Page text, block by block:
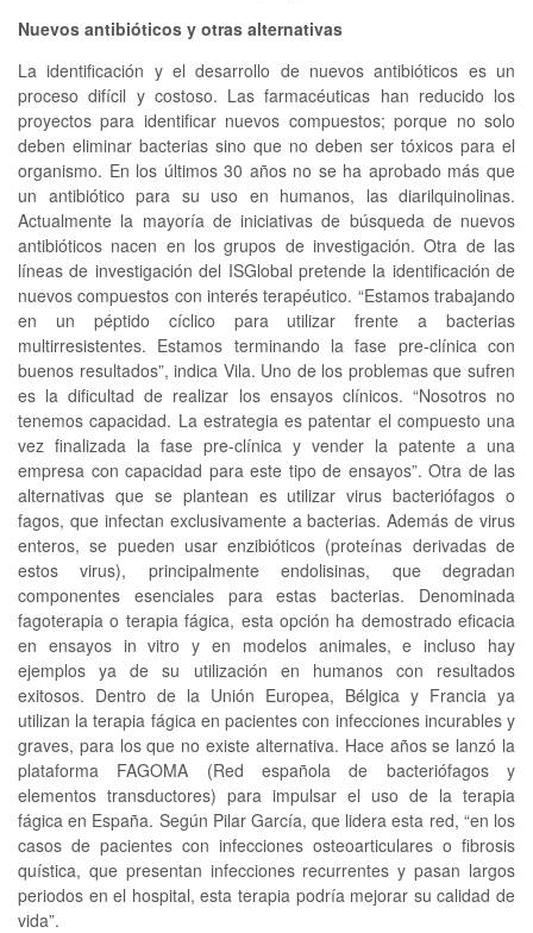
Nuevos antibióticos y otras alternativas
La identificación y el desarrollo de nuevos antibióticos es un
proceso difícil y costoso. Las farmacéuticas han reducido los
proyectos para identificar nuevos compuestos; porque no solo
deben eliminar bacterias sino que no deben ser tóxicos para el
organismo. En los últimos 30 años no se ha aprobado más que
un antibiótico para su uso en humanos, las diarilquinolinas.
Actualmente la mayoría de iniciativas de búsqueda de nuevos
antibióticos nacen en los grupos de investigación. Otra de las
líneas de investigación del ISGlobal pretende la identificación de
nuevos compuestos con interés terapéutico. “Estamos trabajando
en un péptido cíclico para utilizar frente a bacterias
multirresistentes. Estamos terminando la fase pre-clínica con
buenos resultados”, indica Vila. Uno de los problemas que sufren
es la dificultad de realizar los ensayos clínicos. “Nosotros no
tenemos capacidad. La estrategia es patentar el compuesto una
vez finalizada la fase pre-clínica y vender la patente a una
empresa con capacidad para este tipo de ensayos”. Otra de las
alternativas que se plantean es utilizar virus bacteriófagos o
fagos, que infectan exclusivamente a bacterias. Además de virus
enteros, se pueden usar enzibióticos (proteínas derivadas de
estos virus), principalmente endolisinas, que degradan
componentes esenciales para estas bacterias. Denominada
fagoterapia o terapia fágica, esta opción ha demostrado eficacia
en ensayos in vitro y en modelos animales, e incluso hay
ejemplos ya de su utilización en humanos con resultados
exitosos. Dentro de la Unión Europea, Bélgica y Francia ya
utilizan la terapia fágica en pacientes con infecciones incurables y
graves, para los que no existe alternativa. Hace años se lanzó la
plataforma FAGOMA (Red española de bacteriófagos y
elementos transductores) para impulsar el uso de la terapia
fágica en España. Según Pilar García, que lidera esta red, “en los
casos de pacientes con infecciones osteoarticulares o fibrosis
quística, que presentan infecciones recurrentes y pasan largos
periodos en el hospital, esta terapia podría mejorar su calidad de
vida”.